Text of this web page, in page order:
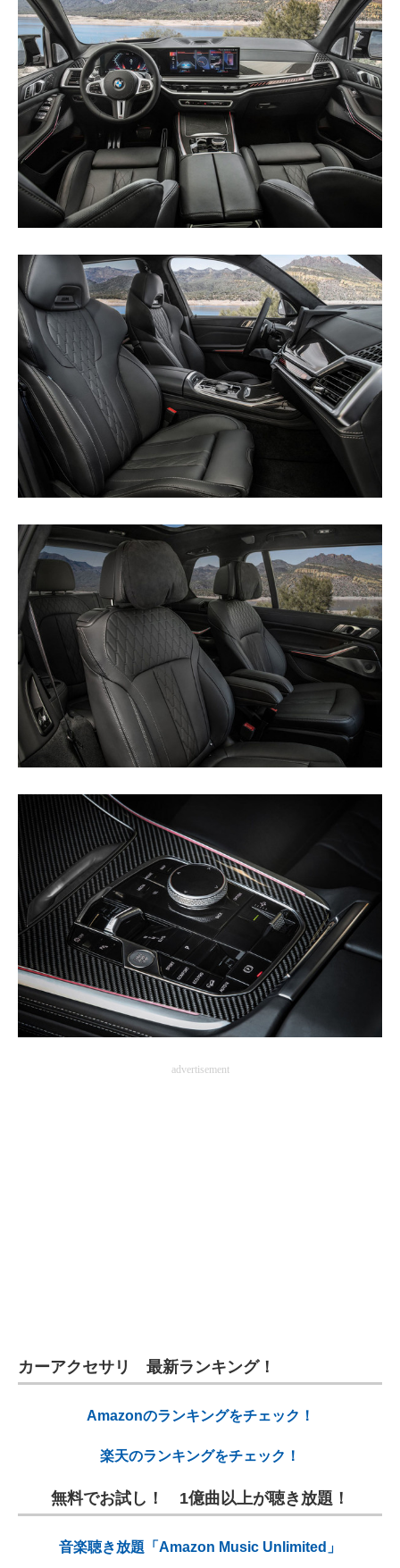
advertisement
カーアクセサリ 最新ランキング！
Amazonのランキングをチェック！
楽天のランキングをチェック！
無料でお試し！ 1億曲以上が聴き放題！
音楽聴き放題「Amazon Music Unlimited」